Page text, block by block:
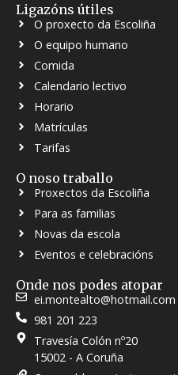
Ligazóns útiles
O proxecto da Escoliña
O equipo humano
Comida
Calendario lectivo
Horario
Matrículas
Tarifas
O noso traballo
Proxectos da Escoliña
Para as familias
Novas da escola
Eventos e celebracións
Onde nos podes atopar
ei.montealto@hotmail.com
981 201 223
Travesía Colón nº20
15002 - A Coruña